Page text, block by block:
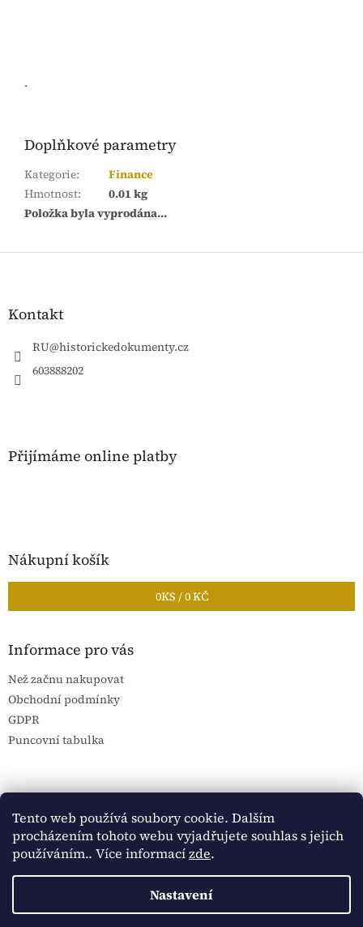
Tento web používá soubory cookie. Dalším
procházením tohoto webu vyjadřujete souhlas s jejich
používáním.. Více informacízde.
Nastavení
.
Doplňkové parametry
Kategorie:
Finance
Hmotnost:
0.01 kg
Položka byla vyprodána…
Z
Kontakt
RU@historickedokumenty.cz
603888202
Přijímáme online platby
Nákupní košík
0KS /0 KČ
Informace pro vás
Než začnu nakupovat
Obchodní podmínky
GDPR
Puncovní tabulka